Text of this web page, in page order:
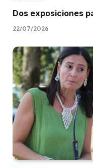
Dos exposiciones
22/07/2026